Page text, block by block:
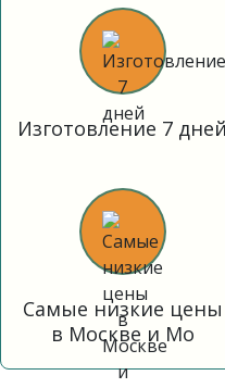
Изготовление 7 дней
Самые низкие цены
в Москве и Мо